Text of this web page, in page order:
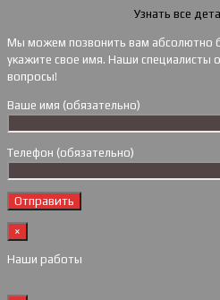
Узнать все
Мы можем позвонить вам абсолютно
укажите свое имя. Наши специалисты
вопросы!
Ваше имя (обязательно)
Телефон (обязательно)
×
Наши работы